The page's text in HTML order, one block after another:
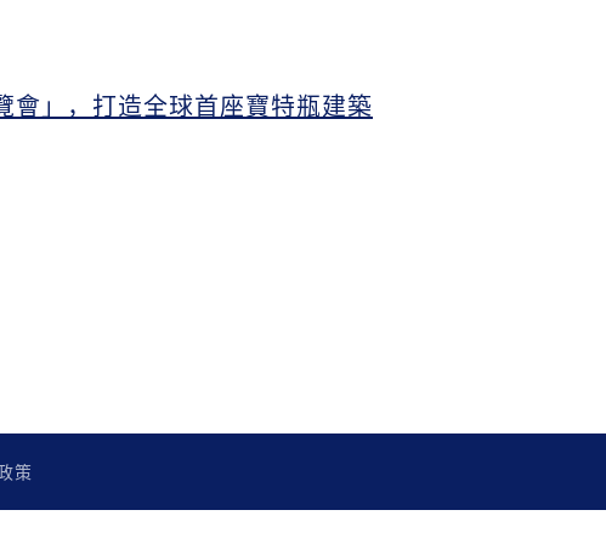
會」，打造全球首座寶特瓶建築
策